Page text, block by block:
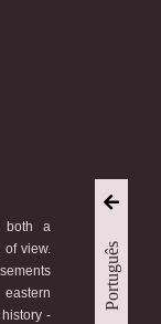
both a
of view.
-
Português